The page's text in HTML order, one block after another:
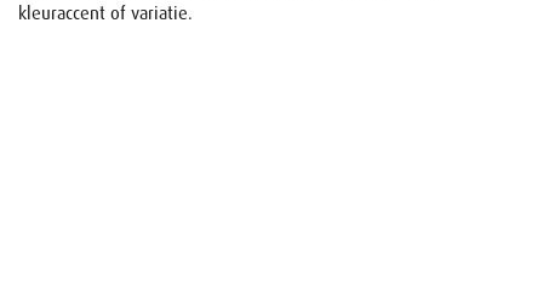
kleuraccent of variatie.